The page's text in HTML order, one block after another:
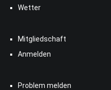
Wetter
Mitgliedschaft
Anmelden
Problem melden